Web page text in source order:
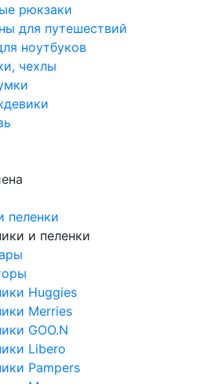
рюкзаки
для путешествий
ноутбуков
чехлы
пеленки
и пеленки
Huggies
Merries
GOO.N
Libero
Pampers